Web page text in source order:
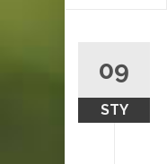
09
STY